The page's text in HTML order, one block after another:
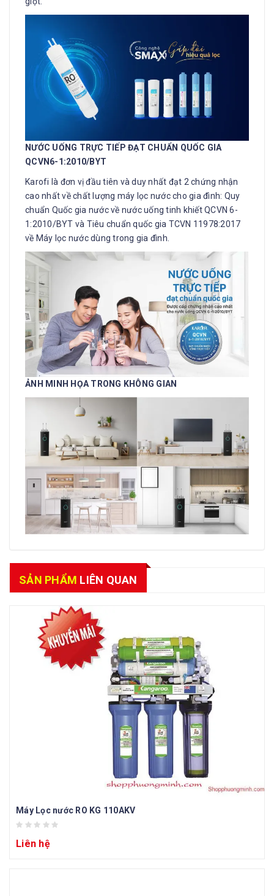
NƯỚC UỐNG TRỰC TIẾP ĐẠT CHUẨN QUỐC GIA
QCVN6-1:2010/BYT
Karofi là đơn vị đầu tiên và duy nhất đạt 2 chứng nhận
cao nhất về chất lượng máy lọc nước cho gia đình: Quy
chuẩn Quốc gia nước về nước uống tinh khiết QCVN 6-
1:2010/BYT và Tiêu chuẩn quốc gia TCVN 11978:2017
về Máy lọc nước dùng trong gia đình.
ẢNH MINH HỌA TRONG KHÔNG GIAN
SẢN PHẨM LIÊN QUAN
Máy Lọc nước RO KG 110AKV
Liên hệ